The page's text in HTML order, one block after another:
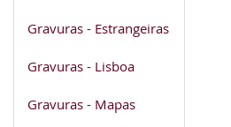
Gravuras - Estrangeiras
Gravuras - Lisboa
Gravuras - Mapas